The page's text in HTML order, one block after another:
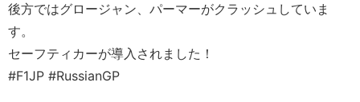
後方ではグロージャン、パーマーがクラッシュしていま
す。
セーフティカーが導入されました！
#F1JP #RussianGP